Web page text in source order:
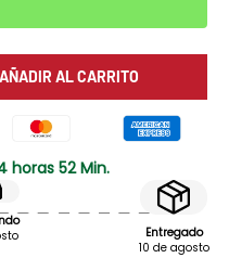
AÑADIR AL CARRITO
horas 52 Min.
Entregado
10 de agosto